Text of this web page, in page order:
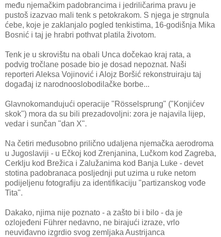
među njemačkim padobrancima i jedriličarima pravu je
pustoš izazvao mali tenk s petokrakom. S njega je strgnula
ćebe, koje je zaklanjalo pogled tenkistima, 16-godišnja Mika
Bosnić i taj je hrabri pothvat platila životom.
Tenk je u skrovištu na obali Unca dočekao kraj rata, a
podvig tročlane posade bio je dosad nepoznat. Naši
reporteri Aleksa Vojinović i Alojz Boršić rekonstruiraju taj
događaj iz narodnooslobodilačke borbe...
Glavnokomandujući operacije "Rösselsprung" ("Konjićev
skok") mora da su bili prezadovoljni: zora je najavila lijep,
vedar i sunčan "dan X".
Na četiri međusobno prilično udaljena njemačka aerodroma
u Jugoslaviji - u Ečkoj kod Zrenjanina, Lučkom kod Zagreba,
Cerklju kod Brežica i Zalužanima kod Banja Luke - devet
stotina padobranaca posljednji put uzima u ruke netom
podijeljenu fotografiju za identifikaciju "partizanskog vođe
Tita".
Dakako, njima nije poznato - a zašto bi i bilo - da je
ozlojeđeni Führer nedavno, ne birajući izraze, vrlo
neuviđavno izgrdio svog zemljaka Austrijanca